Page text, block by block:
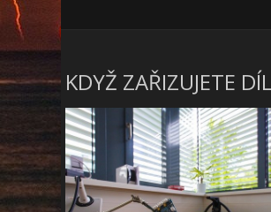
KDYŽ ZAŘIZUJETE